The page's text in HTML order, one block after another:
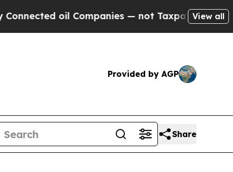
oil Companies — not Taxpayers — theView all
Provided by AGP
Share